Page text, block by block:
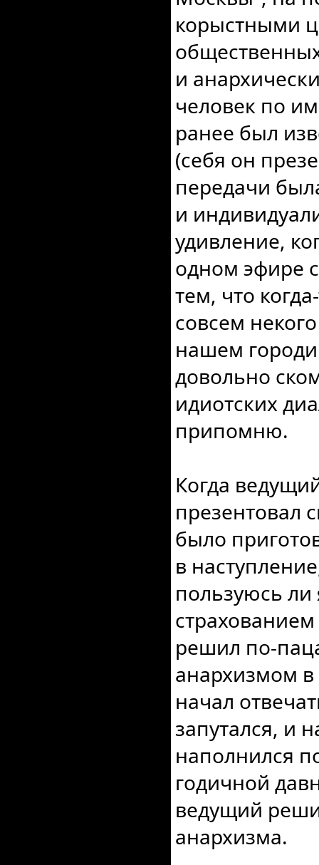
корыстными
и
человек по
ранее был
(себя он
передачи
и
удивление,
одном эфире
тем, что
совсем
нашем
довольно
идиотских
припомню.
Когда
презентовал
было
в
пользуюсь
страхованием
решил по-
анархизмом
начал
запутался, и
наполнился
годичной
ведущий
анархизма.